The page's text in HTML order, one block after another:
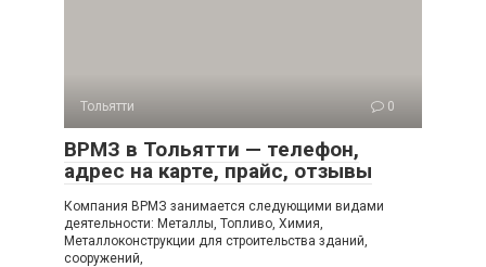
Тольятти 0
ВРМЗ в Тольятти — телефон,
адрес на карте, прайс, отзывы
Компания ВРМЗ занимается следующими видами
деятельности: Металлы, Топливо, Химия,
Металлоконструкции для строительства зданий,
сооружений,